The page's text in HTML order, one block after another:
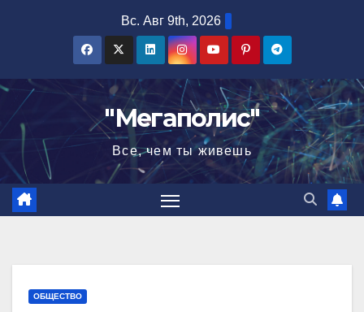
Вс. Авг 9th, 2026
"Мегаполис"
Все, чем ты живешь
ОБЩЕСТВО